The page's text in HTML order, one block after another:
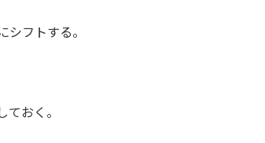
フトする。
おく。